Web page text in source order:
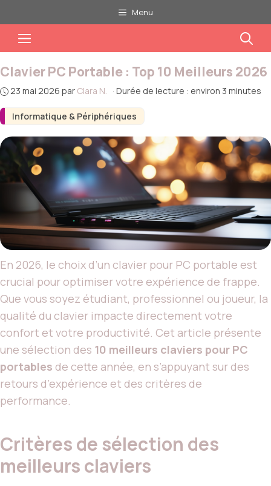
au
contenu
Menu
Menu
Informatique & Périphériques
Clavier PC Portable : Top 10 Meilleurs 2026
23 mai 2026 par Clara N. · Durée de lecture : environ 3 minutes
En 2026, le choix d’un clavier pour PC portable est
crucial pour optimiser votre expérience de frappe.
Que vous soyez étudiant, professionnel ou joueur, la
qualité du clavier impacte directement votre
confort et votre productivité. Cet article présente
une sélection des 10 meilleurs claviers pour PC
portables de cette année, en s’appuyant sur des
retours d’expérience et des critères de
performance.
Critères de sélection des
meilleurs claviers